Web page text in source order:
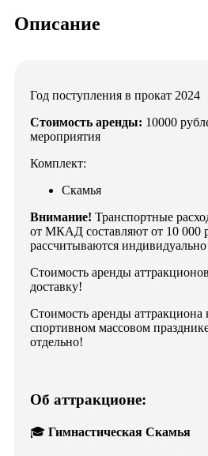
Описание
Год поступления в прокат 2024
Стоимость аренды: 10000
мероприятия
Комплект:
Скамья
Внимание! Транспортные
от МКАД составляют от 10 000
рассчитываются
Стоимость аренды
доставку!
Стоимость аренды
спортивном массовом
отдельно!
Об аттракционе:
🎓 Гимнастическая Скамья